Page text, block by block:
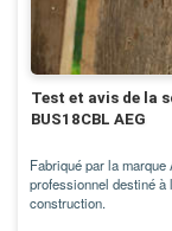
Test et avis de la
BUS18CBL AEG
Fabriqué par la
professionnel destiné à
construction.